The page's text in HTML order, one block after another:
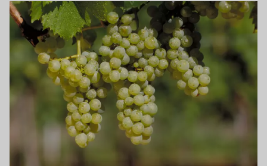
Meer informatie